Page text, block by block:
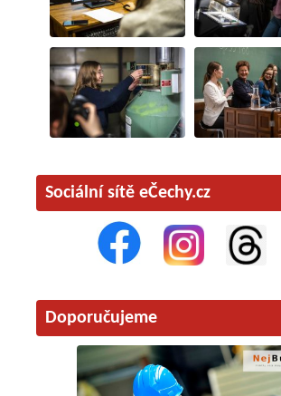
Sociální sítě eČechy.cz
Doporučujeme